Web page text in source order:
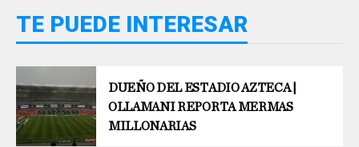
TE PUEDE INTERESAR
DUEÑO DEL ESTADIO AZTECA |
OLLAMANI REPORTA MERMAS
MILLONARIAS